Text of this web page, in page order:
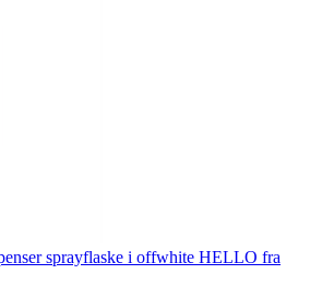
sprayflaske i offwhite HELLO fra